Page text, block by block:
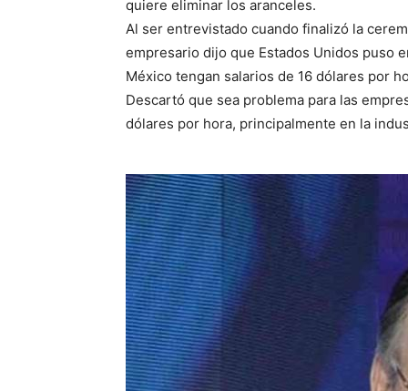
quiere eliminar los aranceles.
Al ser entrevistado cuando finalizó la
empresario dijo que Estados Unidos puso
México tengan salarios de 16 dólares por
Descartó que sea problema para las
dólares por hora, principalmente en la